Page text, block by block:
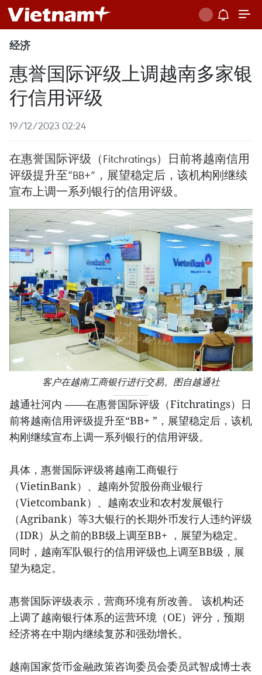
经济
惠誉国际评级上调越南多家银
行信用评级
19/12/2023 02:24
在惠誉国际评级（Fitchratings）日前将越南信用
评级提升至“BB+”，展望稳定后，该机构刚继续
宣布上调一系列银行的信用评级。
客户在越南工商银行进行交易。图自越通社
越通社河内 ——在惠誉国际评级（Fitchratings）日
前将越南信用评级提升至“BB+ ”，展望稳定后，该机
构刚继续宣布上调一系列银行的信用评级。
具体，惠誉国际评级将越南工商银行
（VietinBank）、越南外贸股份商业银行
（Vietcombank）、越南农业和农村发展银行
（Agribank）等3大银行的长期外币发行人违约评级
（IDR）从之前的BB级上调至BB+ ，展望为稳定。
同时，越南军队银行的信用评级也上调至BB级，展
望为稳定。
惠誉国际评级表示，营商环境有所改善。 该机构还
上调了越南银行体系的运营环境（OE）评分，预期
经济将在中期内继续复苏和强劲增长。
越南国家货币金融政策咨询委员会委员武智成博士表